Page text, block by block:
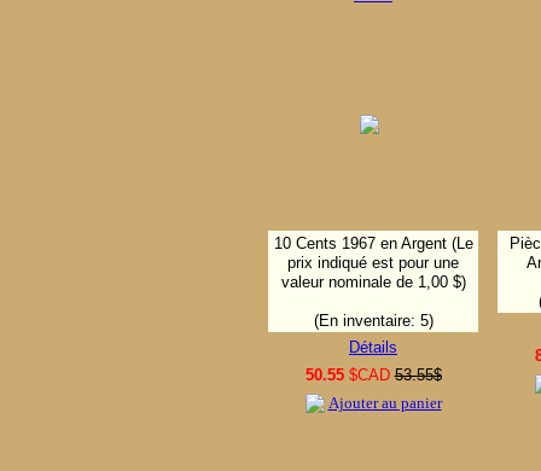
10 Cents 1967 en Argent (Le
prix indiqué est pour une
valeur nominale de 1,00 $)
(En inventaire: 5)
Détails
50.55$CAD 53.55$
Ajouter au panier